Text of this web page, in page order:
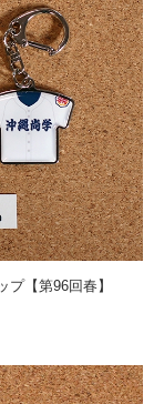
プ【第96回春】